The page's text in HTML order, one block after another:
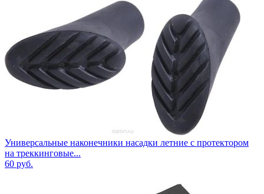
Универсальные наконечники насадки летние с протектором
на треккинговые...
60 руб.